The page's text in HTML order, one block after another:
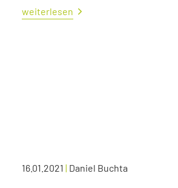
weiterlesen
16.01.2021 | Daniel Buchta